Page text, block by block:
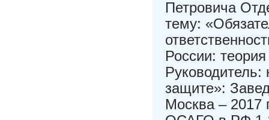
Петровича
тему:
России:
защите»:
Москва – 2017